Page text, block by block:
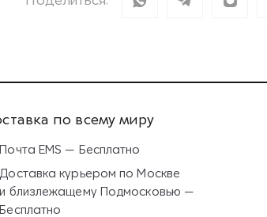
по всему миру
Почта EMS — Бесплатно
Доставка курьером по Москве
и близлежащему Подмосковью —
Бесплатно